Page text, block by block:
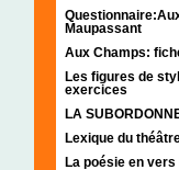
Maupassant
Aux Champs:
Les figures de
exercices
LA
Lexique du
La poésie en